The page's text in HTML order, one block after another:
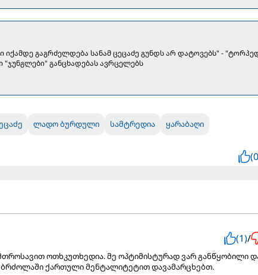
იქამდე გაგრძელდება სანამ ცეცაძე გუნდს არ დატოვებს" -
"ჯუნგლები" განცხადებას ავრცელებს
ლადო ბურდული სამტრედია ყარაბაღი
(1)/
ოთხკუთხედია. მე ოპტიმისტურად ვარ განწყობილი
ქართული მენტალიტეტით დავამარცხებთ.